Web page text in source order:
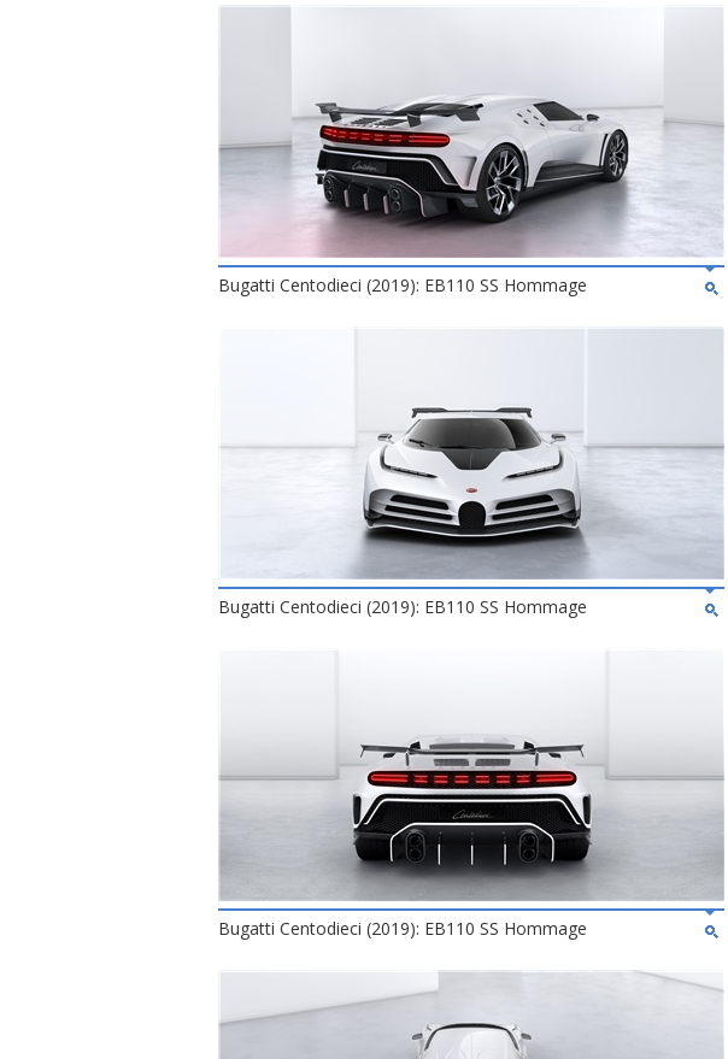
Bugatti Centodieci (2019): EB110 SS Hommage
Bugatti Centodieci (2019): EB110 SS Hommage
Bugatti Centodieci (2019): EB110 SS Hommage